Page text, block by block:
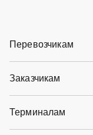
Перевозчикам
Заказчикам
Терминалам